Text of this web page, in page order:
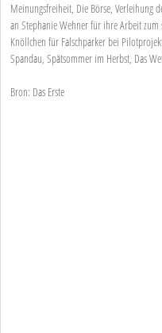
Meinungsfreiheit, Die Börse, Verleihung
an Stephanie Wehner für ihre Arbeit zum
Knöllchen für Falschparker bei
Spandau, Spätsommer im Herbst, Das
Bron: Das Erste